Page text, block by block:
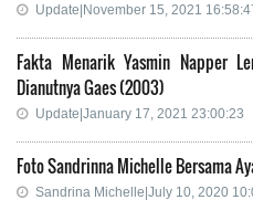
Update|November 15, 2021
Fakta Menarik Yasmin Napper
Dianutnya Gaes (2003)
Update|January 17, 2021 23:00:23
Foto Sandrinna Michelle Bersama
Sandrina Michelle|July 10, 2020